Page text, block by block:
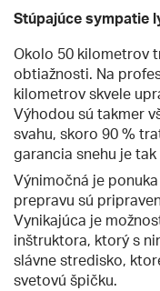
Stúpajúce sympatie
Okolo 50 kilometrov
obtiažnosti. Na
kilometrov skvele
Výhodou sú takmer
svahu, skoro 90 %
garancia snehu je tak
Výnimočná je
prepravu sú
Vynikajúca je
inštruktora, ktorý s
slávne stredisko,
svetovú špičku.